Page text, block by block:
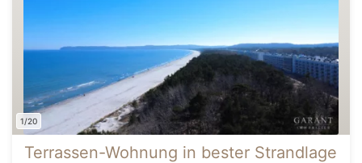
1/20
Terrassen-Wohnung in bester Strandlage